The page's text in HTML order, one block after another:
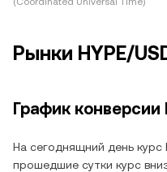
Рынки HYPE/
График конверсии
На сегоднящний день курс
прошедшие сутки курс